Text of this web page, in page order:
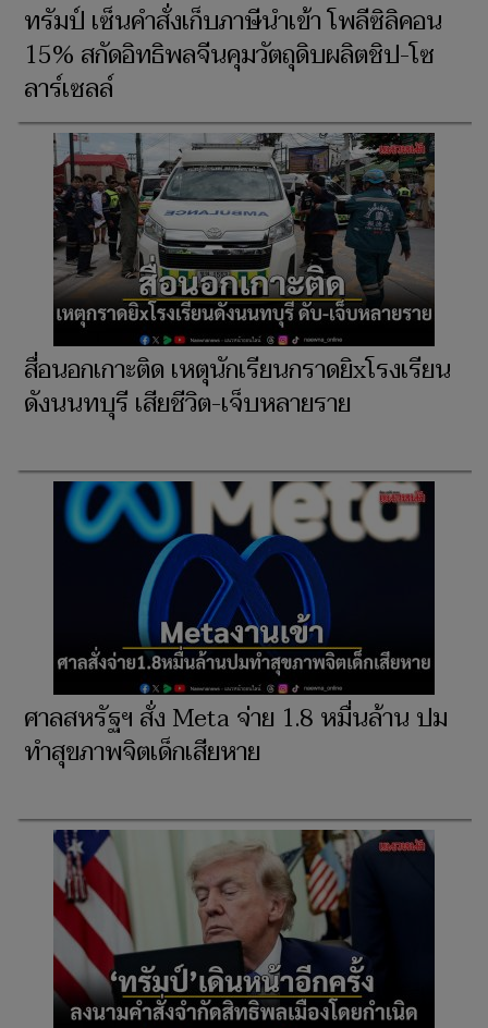
ทรัมป์ เซ็นคำสั่งเก็บภาษีนำเข้า โพลีซิลิคอน
15% สกัดอิทธิพลจีนคุมวัตถุดิบผลิตชิป-โซ
ลาร์เซลล์
สื่อนอกเกาะติด เหตุนักเรียนกราดยิxโรงเรียน
ดังนนทบุรี เสียชีวิต-เจ็บหลายราย
ศาลสหรัฐฯ สั่ง Meta จ่าย 1.8 หมื่นล้าน ปม
ทำสุขภาพจิตเด็กเสียหาย